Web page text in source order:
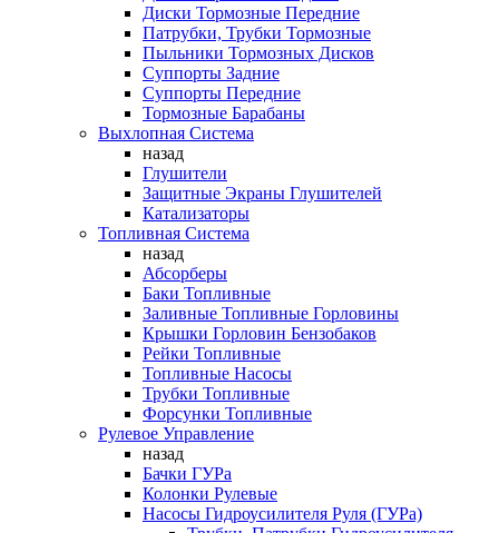
Диски Тормозные Передние
Патрубки, Трубки Тормозные
Пыльники Тормозных Дисков
Суппорты Задние
Суппорты Передние
Тормозные Барабаны
Выхлопная Система
назад
Глушители
Защитные Экраны Глушителей
Катализаторы
Топливная Система
назад
Абсорберы
Баки Топливные
Заливные Топливные Горловины
Крышки Горловин Бензобаков
Рейки Топливные
Топливные Насосы
Трубки Топливные
Форсунки Топливные
Рулевое Управление
назад
Бачки ГУРа
Колонки Рулевые
Насосы Гидроусилителя Руля (ГУРа)